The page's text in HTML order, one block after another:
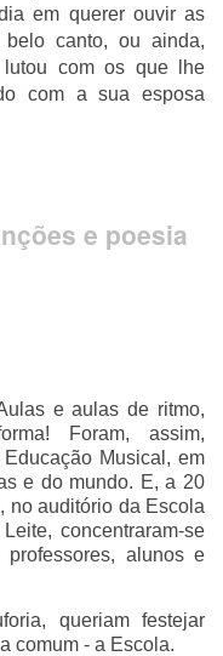
em querer ouvir as
canto, ou ainda,
com os que lhe
com a sua esposa
e poesia
e aulas de ritmo,
Foram, assim,
Musical, em
e do mundo. E, a 20
no auditório da Escola
concentraram-se
professores, alunos e
queriam festejar
comum - a Escola.